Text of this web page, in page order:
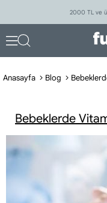
2000 TL ve
Anasayfa Blog
Bebeklerde